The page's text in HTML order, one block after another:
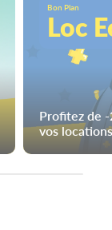
Bon Plan
Loc
Profitez de
vos